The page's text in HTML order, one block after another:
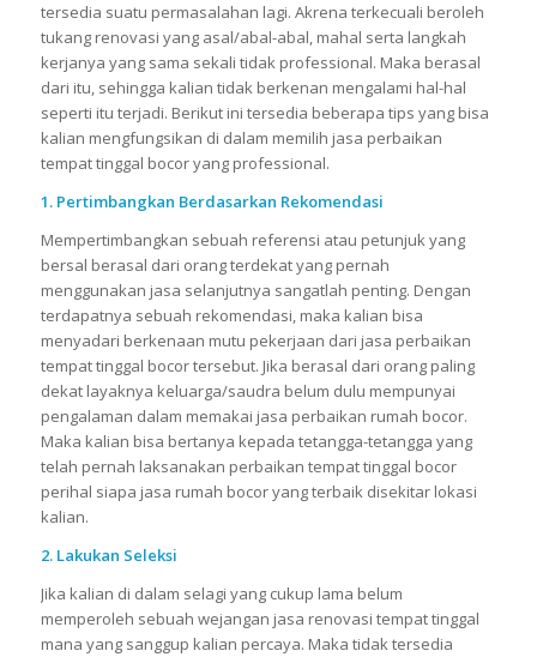
tersedia suatu permasalahan lagi. Akrena terkecuali beroleh
tukang renovasi yang asal/abal-abal, mahal serta langkah
kerjanya yang sama sekali tidak professional. Maka berasal
dari itu, sehingga kalian tidak berkenan mengalami hal-hal
seperti itu terjadi. Berikut ini tersedia beberapa tips yang bisa
kalian mengfungsikan di dalam memilih jasa perbaikan
tempat tinggal bocor yang professional.
1. Pertimbangkan Berdasarkan Rekomendasi
Mempertimbangkan sebuah referensi atau petunjuk yang
bersal berasal dari orang terdekat yang pernah
menggunakan jasa selanjutnya sangatlah penting. Dengan
terdapatnya sebuah rekomendasi, maka kalian bisa
menyadari berkenaan mutu pekerjaan dari jasa perbaikan
tempat tinggal bocor tersebut. Jika berasal dari orang paling
dekat layaknya keluarga/saudra belum dulu mempunyai
pengalaman dalam memakai jasa perbaikan rumah bocor.
Maka kalian bisa bertanya kepada tetangga-tetangga yang
telah pernah laksanakan perbaikan tempat tinggal bocor
perihal siapa jasa rumah bocor yang terbaik disekitar lokasi
kalian.
2. Lakukan Seleksi
Jika kalian di dalam selagi yang cukup lama belum
memperoleh sebuah wejangan jasa renovasi tempat tinggal
mana yang sanggup kalian percaya. Maka tidak tersedia